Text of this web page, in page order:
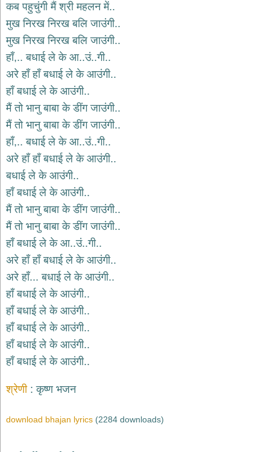
श्याम
भजन
khatu
shaym
रानी
सती
दादी
भजन
rani
sati
bhajans
बावा
लाल
दयाल
भजन
bawa
dayal
bhajans
शनि
देव
भजन
shani
dev
bhajans
आज
का
भजन
bhajan
day
जोड़ें
कब पहुचुंगी मैं श्री महलन में..
मुख निरख निरख बलि जाउंगी..
मुख निरख निरख बलि जाउंगी..
हाँ,.. बधाई ले के आ..उं..गी..
अरे हाँ हाँ बधाई ले के आउंगी..
हाँ बधाई ले के आउंगी..
मैं तो भानु बाबा के डींग जाउंगी..
मैं तो भानु बाबा के डींग जाउंगी..
हाँ,.. बधाई ले के आ..उं..गी..
अरे हाँ हाँ बधाई ले के आउंगी..
बधाई ले के आउंगी..
हाँ बधाई ले के आउंगी..
मैं तो भानु बाबा के डींग जाउंगी..
मैं तो भानु बाबा के डींग जाउंगी..
हाँ बधाई ले के आ..उं..गी..
अरे हाँ हाँ बधाई ले के आउंगी..
अरे हाँ... बधाई ले के आउंगी..
हाँ बधाई ले के आउंगी..
हाँ बधाई ले के आउंगी..
हाँ बधाई ले के आउंगी..
हाँ बधाई ले के आउंगी..
हाँ बधाई ले के आउंगी..
श्रेणी कृष्ण भजन
download bhajan lyrics (2284 downloads)